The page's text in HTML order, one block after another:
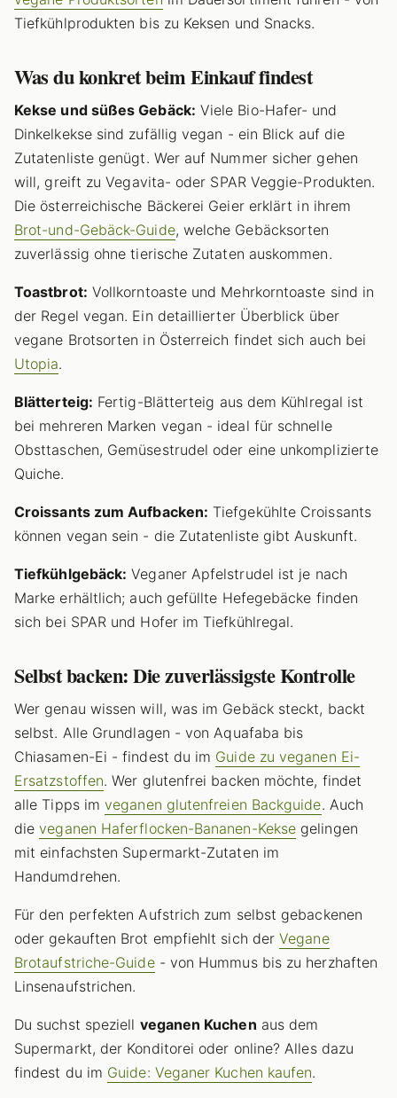
Tiefkühlprodukten bis zu Keksen und Snacks.
Was du konkret beim Einkauf findest
Kekse und süßes Gebäck: Viele Bio-Hafer- und
Dinkelkekse sind zufällig vegan - ein Blick auf die
Zutatenliste genügt. Wer auf Nummer sicher gehen
will, greift zu Vegavita- oder SPAR Veggie-Produkten.
Die österreichische Bäckerei Geier erklärt in ihrem
Brot-und-Gebäck-Guide, welche Gebäcksorten
zuverlässig ohne tierische Zutaten auskommen.
Toastbrot: Vollkorntoaste und Mehrkorntoaste sind in
der Regel vegan. Ein detaillierter Überblick über
vegane Brotsorten in Österreich findet sich auch bei
Utopia.
Blätterteig: Fertig-Blätterteig aus dem Kühlregal ist
bei mehreren Marken vegan - ideal für schnelle
Obsttaschen, Gemüsestrudel oder eine unkomplizierte
Quiche.
Croissants zum Aufbacken: Tiefgekühlte Croissants
können vegan sein - die Zutatenliste gibt Auskunft.
Tiefkühlgebäck: Veganer Apfelstrudel ist je nach
Marke erhältlich; auch gefüllte Hefegebäcke finden
sich bei SPAR und Hofer im Tiefkühlregal.
Selbst backen: Die zuverlässigste Kontrolle
Wer genau wissen will, was im Gebäck steckt, backt
selbst. Alle Grundlagen - von Aquafaba bis
Chiasamen-Ei - findest du im Guide zu veganen Ei-
Ersatzstoffen. Wer glutenfrei backen möchte, findet
alle Tipps imveganen glutenfreien Backguide. Auch
dieveganen Haferflocken-Bananen-Kekse gelingen
mit einfachsten Supermarkt-Zutaten im
Handumdrehen.
Für den perfekten Aufstrich zum selbst gebackenen
oder gekauften Brot empfiehlt sich derVegane
Brotaufstriche-Guide- von Hummus bis zu herzhaften
Linsenaufstrichen.
Du suchst speziell veganen Kuchen aus dem
Supermarkt, der Konditorei oder online? Alles dazu
findest du im Guide: Veganer Kuchen kaufen.